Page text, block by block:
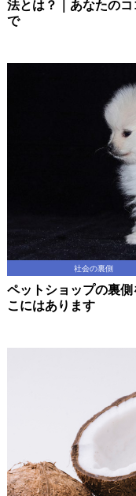
法とは？｜あなたの
で
社会の裏側
ペットショップの裏
こにはあります